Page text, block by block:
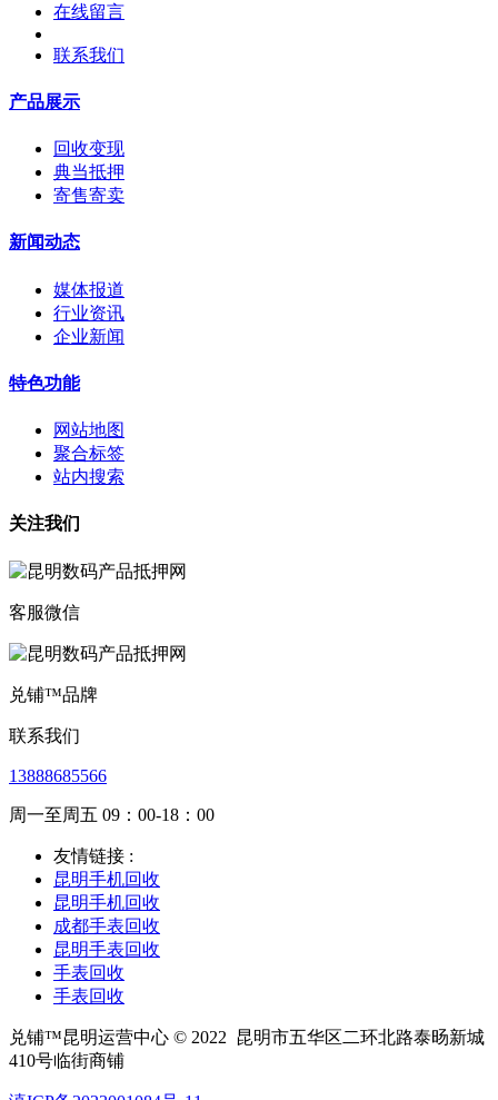
在线留言
联系我们
产品展示
回收变现
典当抵押
寄售寄卖
新闻动态
媒体报道
行业资讯
企业新闻
特色功能
网站地图
聚合标签
站内搜索
关注我们
客服微信
兑铺™品牌
联系我们
13888685566
周一至周五 09：00-18：00
友情链接 :
昆明手机回收
昆明手机回收
成都手表回收
昆明手表回收
手表回收
手表回收
兑铺™昆明运营中心 © 2022 昆明市五华区二环北路泰旸新城
410号临街商铺